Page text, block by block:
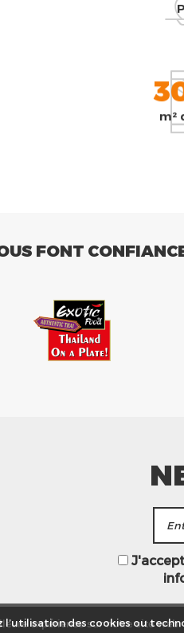
m²
FONT
des cookies ou
expérience sur notre site web.